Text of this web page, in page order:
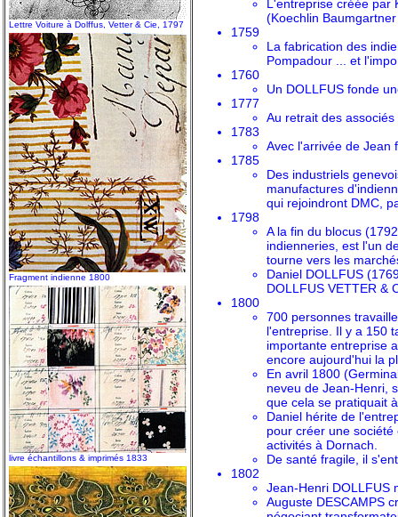
Lettre Voiture à Dolffus, Vetter & Cie, 1797
Fragment indienne 1800
livre échantillons & imprimés 1833
L'entreprise créée par
(Koechlin
1759
La fabrication des
Pompadour ... et
1760
Un DOLLFUS fonde
1777
Au retrait des
1783
Avec l'arrivée de Jean
1785
Des industriels
manufactures
qui rejoindront DMC,
1798
A la fin du blocus
indienneries, est l'un
tourne vers les
Daniel DOLLFUS
DOLLFUS VETTER &
1800
700 personnes
l'entreprise. Il y a 150
importante entreprise
encore aujourd'hui la
En avril 1800
neveu de Jean-Henri,
que cela se pratiquait
Daniel hérite de
pour créer une
activités à Dornach.
De santé fragile, il
1802
Jean-Henri DOLLFUS
Auguste DESCAMPS